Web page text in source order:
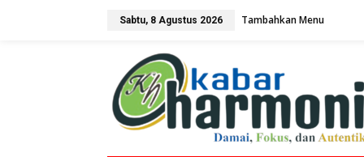
Sabtu, 8 Agustus 2026 Tambahkan Menu